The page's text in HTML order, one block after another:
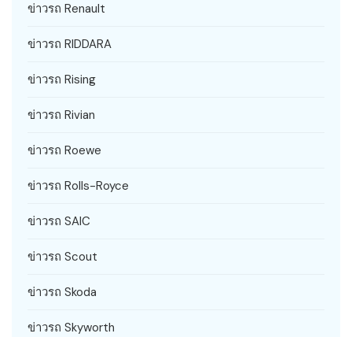
ข่าวรถ Renault
ข่าวรถ RIDDARA
ข่าวรถ Rising
ข่าวรถ Rivian
ข่าวรถ Roewe
ข่าวรถ Rolls-Royce
ข่าวรถ SAIC
ข่าวรถ Scout
ข่าวรถ Skoda
ข่าวรถ Skyworth